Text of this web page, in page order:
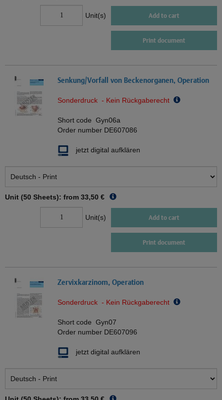
Unit(s) Add to cart
Print document
Senkung/Vorfall von Beckenorganen, Operation
Sonderdruck - Kein Rückgaberecht
Short code Gyn06a
Order number DE607086
jetzt digital aufklären
Unit (50 Sheets): from 33,50 €
Unit(s) Add to cart
Print document
Zervixkarzinom, Operation
Sonderdruck - Kein Rückgaberecht
Short code Gyn07
Order number DE607096
jetzt digital aufklären